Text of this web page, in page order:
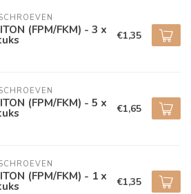
(FPM/FKM) - 3 x €1,35
(FPM/FKM) - 5 x €1,65
(FPM/FKM) - 1 x €1,35